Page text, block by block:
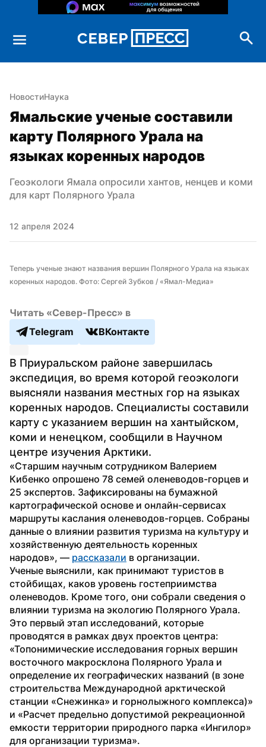
НовостиНаука
Ямальские ученые составили
карту Полярного Урала на
языках коренных народов
Геоэкологи Ямала опросили хантов, ненцев и коми
для карт Полярного Урала
12 апреля 2024
Теперь ученые знают названия вершин Полярного Урала на языках
коренных народов. Фото: Сергей Зубков / «Ямал-Медиа»
Читать «Север-Пресс» в
Telegram
ВКонтакте
В Приуральском районе завершилась
экспедиция, во время которой геоэкологи
выясняли названия местных гор на языках
коренных народов. Специалисты составили
карту с указанием вершин на хантыйском,
коми и ненецком, сообщили в Научном
центре изучения Арктики.
«Старшим научным сотрудником Валерием
Кибенко опрошено 78 семей оленеводов-горцев и
25 экспертов. Зафиксированы на бумажной
картографической основе и онлайн-сервисах
маршруты каслания оленеводов-горцев. Собраны
данные о влиянии развития туризма на культуру и
хозяйственную деятельность коренных
народов», — рассказали в организации.
Ученые выяснили, как принимают туристов в
стойбищах, каков уровень гостеприимства
оленеводов. Кроме того, они собрали сведения о
влиянии туризма на экологию Полярного Урала.
Это первый этап исследований, которые
проводятся в рамках двух проектов центра:
«Топонимические исследования горных вершин
восточного макросклона Полярного Урала и
определение их географических названий (в зоне
строительства Международной арктической
станции «Снежинка» и горнолыжного комплекса)»
и «Расчет предельно допустимой рекреационной
емкости территории природного парка «Ингилор»
для организации туризма».